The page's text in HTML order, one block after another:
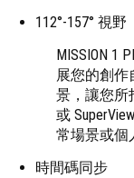
112°-157° 視野
MISSION 1
展您的創作
景，讓您所
或
常場景或個
時間碼同步